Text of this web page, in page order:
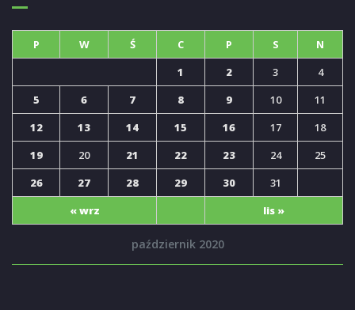
październik 2020
P W Ś C P S N
« wrz lis »
1 2 3
4
5
6 7 8 9 10
11
12
13 14 15 16 17
18
19
20 21 22 23 24
25
26
27 28 29 30 31